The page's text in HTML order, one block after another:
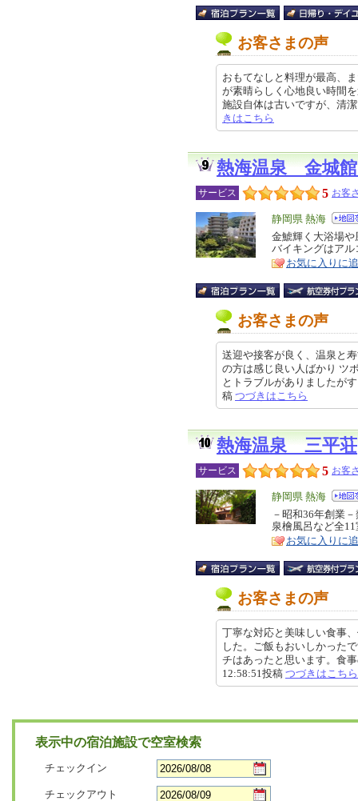
お客さまの声
おもてなしと料理が最高、
が素晴らしく心地良い時間
施設自体は古いですが、清
きはこちら
熱海温泉 金城
サービス 5 お客
エ
リ
ア
静岡県 熱海
特
徴
金鯱輝く大浴場
バイキングはア
お気に入りに
お客さまの声
送迎や接客が良く、温泉と
の方は感じ良い人ばかり ツ
とトラブルがありましたが
稿 つづきはこちら
熱海温泉 三平荘
サービス 5 お客
エ
リ
ア
静岡県 熱海
特
徴
－昭和36年創業
泉檜風呂など全
お気に入りに
お客さまの声
丁寧な対応と美味しい食事
した。ご飯もおいしかった
チはあったと思います。食
12:58:51投稿 つづきはこちら
表示中の宿泊施設で空室検索
チェックイン
チェックアウト